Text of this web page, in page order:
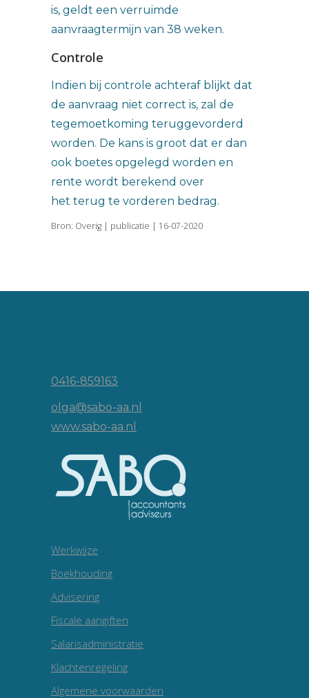
is, geldt een verruimde
aanvraagtermijn van 38 weken.
Controle
Indien bij controle achteraf blijkt dat
de aanvraag niet correct is, zal de
tegemoetkoming teruggevorderd
worden. De kans is groot dat er dan
ook boetes opgelegd worden en
rente wordt berekend over
het terug te vorderen bedrag.
Bron: Overig | publicatie | 16-07-2020
0416-859163
olga@sabo-aa.nl
www.sabo-aa.nl
Werkwijze
Boekhouding
Advisering
Fiscale aangiften
Salarisadministratie
Klachtenregeling
Algemene voorwaarden